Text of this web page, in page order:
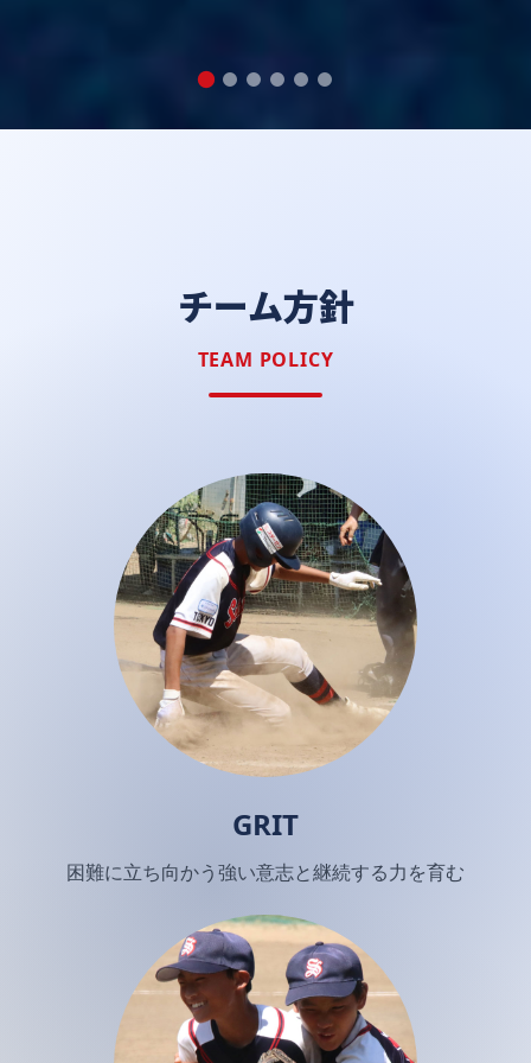
チーム方針
TEAM POLICY
GRIT
困難に立ち向かう強い意志と継続する力を育む